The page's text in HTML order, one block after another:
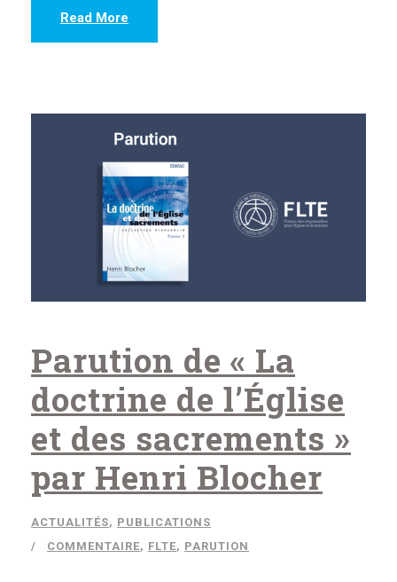
Read More
Parution de « La
doctrine de l’Église
et des sacrements »
par Henri Blocher
ACTUALITÉS, PUBLICATIONS
COMMENTAIRE, FLTE, PARUTION